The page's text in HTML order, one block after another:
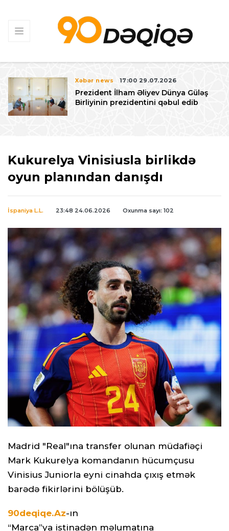
Xəbər news 17:00 29.07.2026
Prezident İlham Əliyev Dünya Güləş
Birliyinin prezidentini qəbul edib
Kukurelya Vinisiusla birlikdə
oyun planından danışdı
İspaniya L.L. 23:48 24.06.2026 Oxunma sayı: 102
Madrid "Real"ına transfer olunan müdafiəçi
Mark Kukurelya komandanın hücumçusu
Vinisius Juniorla eyni cinahda çıxış etmək
barədə fikirlərini bölüşüb.
90deqiqe.Az-ın
“Marca”ya istinadən məlumatına